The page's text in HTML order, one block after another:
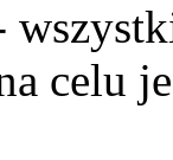
celu